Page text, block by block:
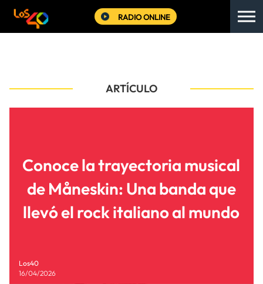
RADIO ONLINE
ARTÍCULO
Conoce la trayectoria musical
de Måneskin: Una banda que
llevó el rock italiano al mundo
Los40
16/04/2026